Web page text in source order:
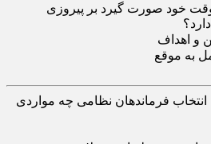
وقت خود صورت گیرد بر پیروزی
و اهداف
به موقع
انتخاب فرماندهان نظامی چه مواردی